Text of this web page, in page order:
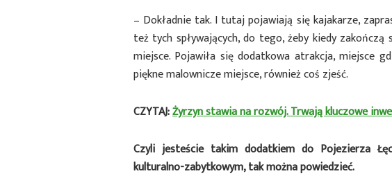
– Dokładnie tak. I tutaj pojawiają się kajakarze,
też tych spływających, do tego, żeby kiedy
miejsce. Pojawiła się dodatkowa atrakcja, miejsce
piękne malownicze miejsce, również coś zjeść.
CZYTAJ:Żyrzyn stawia na rozwój. Trwają kluczowe
Czyli jesteście takim dodatkiem do Pojezierza
kulturalno-zabytkowym, tak można powiedzieć.